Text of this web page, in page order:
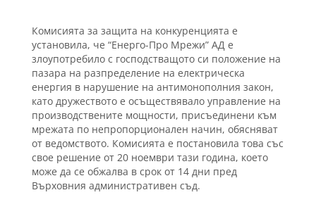
Комисията за защита на конкуренцията е
установила, че “Енерго-Про Мрежи” АД е
злоупотребило с господстващото си положение на
пазара на разпределение на електрическа
енергия в нарушение на антимонополния закон,
като дружеството е осъществявало управление на
производствените мощности, присъединени към
мрежата по непропорционален начин, обясняват
от ведомството. Комисията е постановила това със
свое решение от 20 ноември тази година, което
може да се обжалва в срок от 14 дни пред
Върховния административен съд.